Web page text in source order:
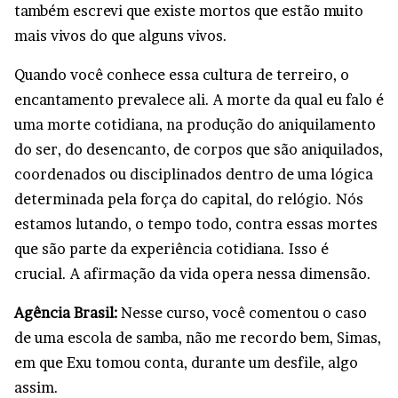
também escrevi que existe mortos que estão muito
mais vivos do que alguns vivos.
Quando você conhece essa cultura de terreiro, o
encantamento prevalece ali. A morte da qual eu falo é
uma morte cotidiana, na produção do aniquilamento
do ser, do desencanto, de corpos que são aniquilados,
coordenados ou disciplinados dentro de uma lógica
determinada pela força do capital, do relógio. Nós
estamos lutando, o tempo todo, contra essas mortes
que são parte da experiência cotidiana. Isso é
crucial. A afirmação da vida opera nessa dimensão.
Agência Brasil: Nesse curso, você comentou o caso
de uma escola de samba, não me recordo bem, Simas,
em que Exu tomou conta, durante um desfile, algo
assim.